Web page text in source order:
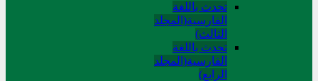
تحدث باللغة
الفارسية(المجلد
تحدث باللغة
الفارسية(المجلد